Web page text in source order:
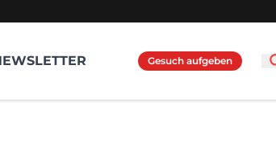
Gesuch aufgeben